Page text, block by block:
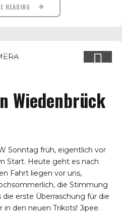
READING
Wiedenbrück
Sonntag früh, eigentlich vor
Start. Heute geht es nach
Fahrt liegen vor uns,
die Stimmung
erste Überraschung für die
in den neuen Trikots! Jipee.